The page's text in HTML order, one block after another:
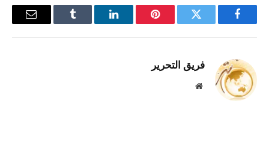
فيسبوك تويتر بينتيريستلينكدإن Tumblr
البريد
فريق التحرير
موقع